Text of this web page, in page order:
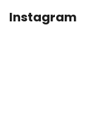
Instagram